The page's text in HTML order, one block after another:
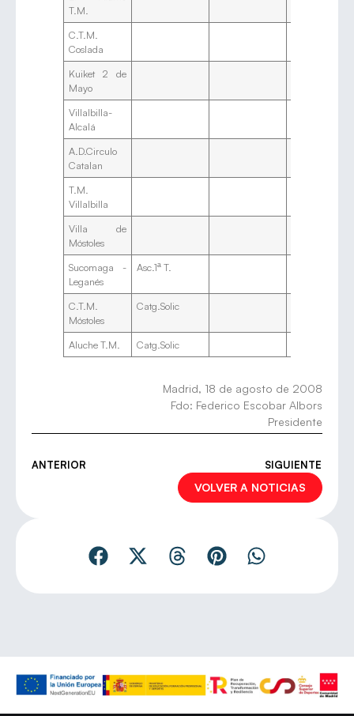
T.M.
C.T.M.
Coslada
Kuiket 2 de
Mayo
Villalbilla-
Alcalá
A.D.Circulo
Catalan
T.M.
Villalbilla
Villa de
Móstoles
Sucomaga -
Leganés
Asc.1ª T.
C.T.M.
Móstoles
Catg.Solic
Aluche T.M. Catg.Solic
Madrid, 18 de agosto de 2008
Fdo: Federico Escobar Albors
Presidente
ANTERIOR SIGUIENTE
VOLVER A NOTICIAS